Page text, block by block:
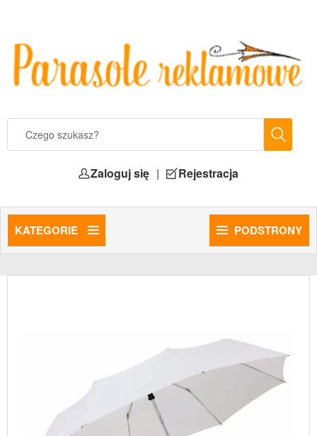
Zaloguj się | Rejestracja
KATEGORIE PODSTRONY